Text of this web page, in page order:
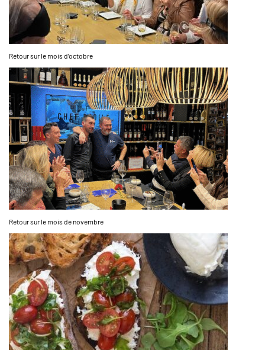
Retour sur le mois d’octobre
Retour sur le mois de novembre